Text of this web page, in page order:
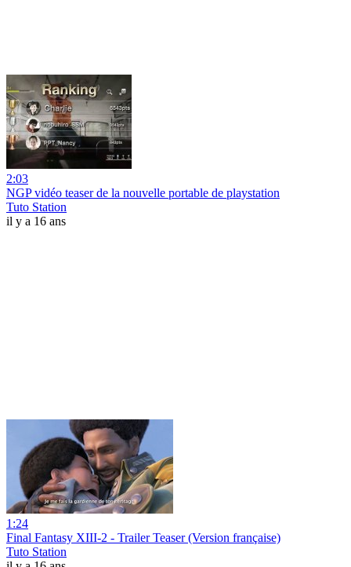
2:03
NGP vidéo teaser de la nouvelle portable de playstation
Tuto Station
il y a 16 ans
1:24
Final Fantasy XIII-2 - Trailer Teaser (Version française)
Tuto Station